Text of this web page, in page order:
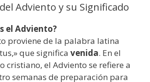
Adviento y su Significado
el Adviento?
proviene de la palabra latina
que significa venida. En el
cristiano, el Adviento se refiere a
semanas de preparación para